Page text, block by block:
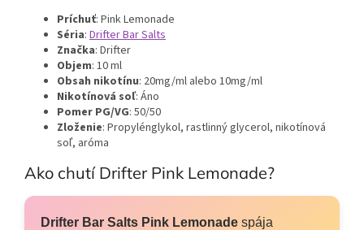
Príchuť: Pink Lemonade
Séria: Drifter Bar Salts
Značka: Drifter
Objem: 10 ml
Obsah nikotínu: 20mg/ml alebo 10mg/ml
Nikotínová soľ: Áno
Pomer PG/VG: 50/50
Zloženie: Propylénglykol, rastlinný glycerol, nikotínová
soľ, aróma
Ako chutí Drifter Pink Lemonade?
Drifter Bar Salts Pink Lemonade spája